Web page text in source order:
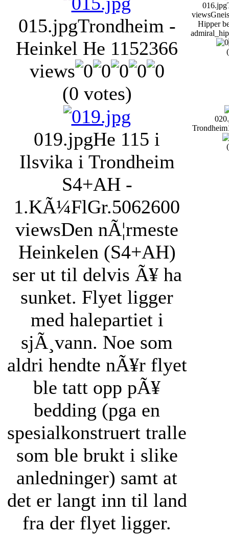
015.jpgTrondheim -
Heinkel He 1152366
views
(0 votes)
016.jpg
views
Hipper
019.jpgHe 115 i
Ilsvika i Trondheim
S4+AH -
1.KÃ¼FlGr.5062600
viewsDen nÃ¦rmeste
Heinkelen (S4+AH)
ser ut til delvis Ã¥ ha
sunket. Flyet ligger
med halepartiet i
sjÃ¸vann. Noe som
aldri hendte nÃ¥r flyet
ble tatt opp pÃ¥
bedding (pga en
spesialkonstruert tralle
som ble brukt i slike
anledninger) samt at
det er langt inn til land
fra der flyet ligger.
Trondheim